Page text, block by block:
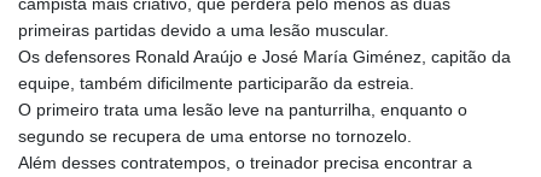
JEP 0.857252
JOD 0.819746
JPY 182.445186
KES 149.158147
KGS 101.104505
KHR
primeiras partidas devido a uma lesão muscular.
Os defensores Ronald Araújo e José María Giménez, capitão da
equipe, também dificilmente participarão da estreia.
O primeiro trata uma lesão leve na panturrilha, enquanto o
segundo se recupera de uma entorse no tornozelo.
Além desses contratempos, o treinador precisa encontrar a